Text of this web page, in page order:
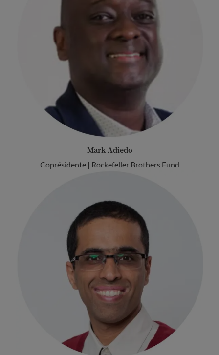
Mark Adiedo
Coprésidente | Rockefeller Brothers Fund